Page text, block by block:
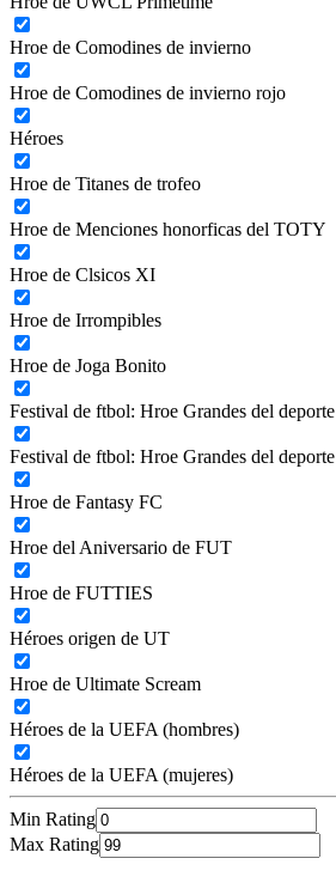
Hroe de Comodines de invierno
Hroe de Comodines de invierno rojo
Héroes
Hroe de Titanes de trofeo
Hroe de Menciones honorficas del TOTY
Hroe de Clsicos XI
Hroe de Irrompibles
Hroe de Joga Bonito
Festival de ftbol: Hroe Grandes del deporte
Festival de ftbol: Hroe Grandes del deporte
Hroe de Fantasy FC
Hroe del Aniversario de FUT
Hroe de FUTTIES
Héroes origen de UT
Hroe de Ultimate Scream
Héroes de la UEFA (hombres)
Héroes de la UEFA (mujeres)
Min Rating
Max Rating